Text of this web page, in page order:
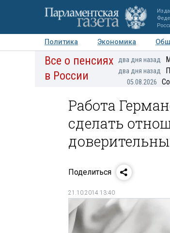
Политика Экономика
Авторы Персоны Мнения
Все о пенсиях
в России
два дня назад
два дня назад
05.08.2026
Работа
сделать
Поделиться
21.10.2014 13:40